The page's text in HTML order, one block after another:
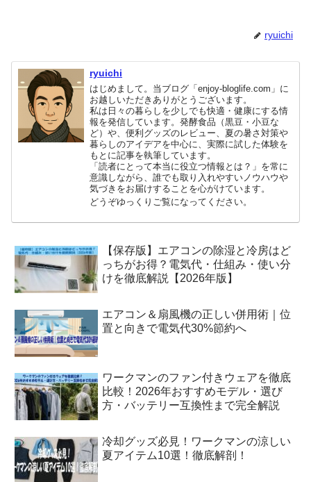
ryuichi
ryuichi
はじめまして。当ブログ「enjoy-bloglife.com」に
お越しいただきありがとうございます。
私は日々の暮らしを少しでも快適・健康にする情
報を発信しています。発酵食品（黒豆・小豆な
ど）や、便利グッズのレビュー、夏の暑さ対策や
暮らしのアイデアを中心に、実際に試した体験を
もとに記事を執筆しています。
「読者にとって本当に役立つ情報とは？」を常に
意識しながら、誰でも取り入れやすいノウハウや
気づきをお届けすることを心がけています。
どうぞゆっくりご覧になってください。
【保存版】エアコンの除湿と冷房はど
っちがお得？電気代・仕組み・使い分
けを徹底解説【2026年版】
エアコン＆扇風機の正しい併用術｜位
置と向きで電気代30%節約へ
ワークマンのファン付きウェアを徹底
比較！2026年おすすめモデル・選び
方・バッテリー互換性まで完全解説
冷却グッズ必見！ワークマンの涼しい
夏アイテム10選！徹底解剖！